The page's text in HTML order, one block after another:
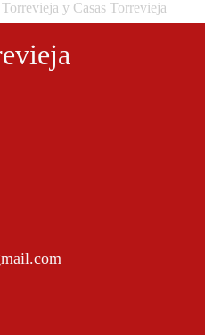
y Casas Torrevieja